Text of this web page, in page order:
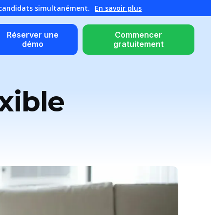
simultanément. En savoir plus
Réserver une
démo
Commencer
gratuitement